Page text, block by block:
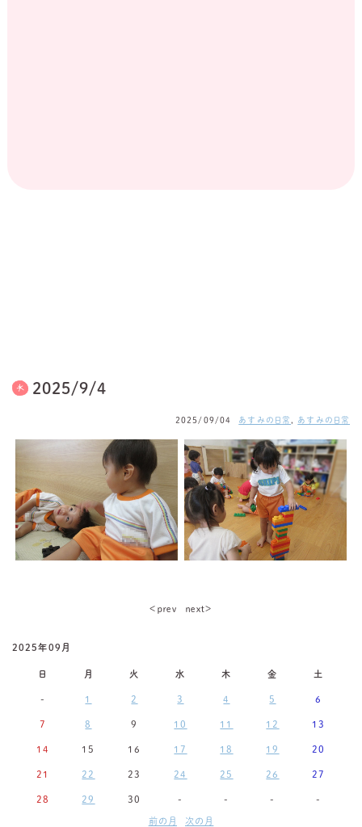
2025/9/4
2025/09/04 あすみの日常 , あすみの日常
＜ｐｒｅｖ ｎｅｘｔ＞
2025年09月
日 月 火 水 木 金 土
- 1 2 3 4 5 6
7 8 9 10 11 12 13
14 15 16 17 18 19 20
21 22 23 24 25 26 27
28 29 30 - - - -
前の月 次の月